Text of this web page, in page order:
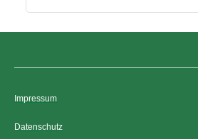
Impressum
Datenschutz